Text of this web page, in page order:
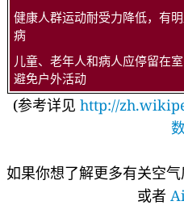
健康人群运动耐受力降低，有
病
儿童、老年人和病人应停留在
避免户外活动
(参考详见 http://
数
如果你想了解更多有关空
或者